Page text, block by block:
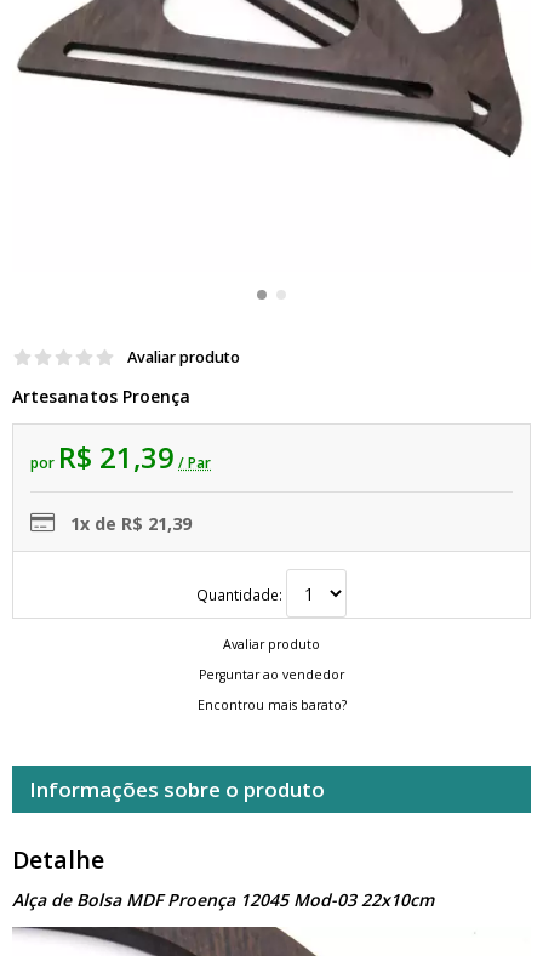
Avaliar produto
Artesanatos Proença
por R$ 21,39 / Par
1x de R$ 21,39
Quantidade:
Avaliar produto
Perguntar ao vendedor
Encontrou mais barato?
Informações sobre o produto
Detalhe
Alça de Bolsa MDF Proença 12045 Mod-03 22x10cm